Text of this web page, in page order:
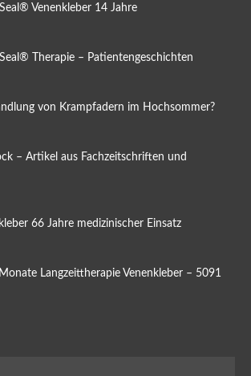
Venenkleber 14 Jahre
Therapie – Patientengeschichten
von Krampfadern im Hochsommer?
– Artikel aus Fachzeitschriften und
66 Jahre medizinischer Einsatz
Langzeittherapie Venenkleber – 5091